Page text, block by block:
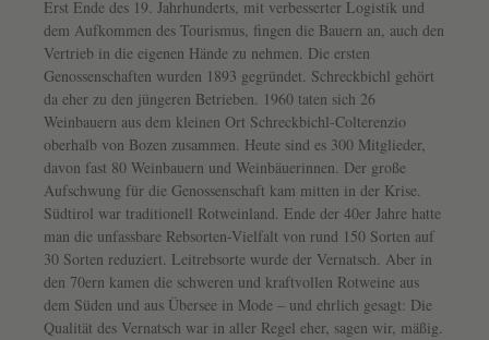
Erst Ende des 19. Jahrhunderts, mit verbesserter Logistik und
dem Aufkommen des Tourismus, fingen die Bauern an, auch den
Vertrieb in die eigenen Hände zu nehmen. Die ersten
Genossenschaften wurden 1893 gegründet. Schreckbichl gehört
da eher zu den jüngeren Betrieben. 1960 taten sich 26
Weinbauern aus dem kleinen Ort Schreckbichl-Colterenzio
oberhalb von Bozen zusammen. Heute sind es 300 Mitglieder,
davon fast 80 Weinbauern und Weinbäuerinnen. Der große
Aufschwung für die Genossenschaft kam mitten in der Krise.
Südtirol war traditionell Rotweinland. Ende der 40er Jahre hatte
man die unfassbare Rebsorten-Vielfalt von rund 150 Sorten auf
30 Sorten reduziert. Leitrebsorte wurde der Vernatsch. Aber in
den 70ern kamen die schweren und kraftvollen Rotweine aus
dem Süden und aus Übersee in Mode – und ehrlich gesagt: Die
Qualität des Vernatsch war in aller Regel eher, sagen wir, mäßig.